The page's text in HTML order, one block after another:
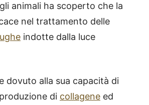
animali ha scoperto che la
nel trattamento delle
indotte dalla luce
dovuto alla sua capacità di
di collagene ed